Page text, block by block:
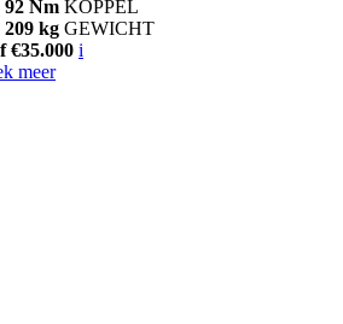
92 Nm KOPPEL
209 kg GEWICHT
€35.000 i
meer